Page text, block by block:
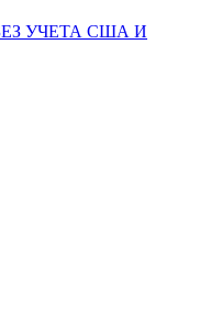
УЧЕТА США И